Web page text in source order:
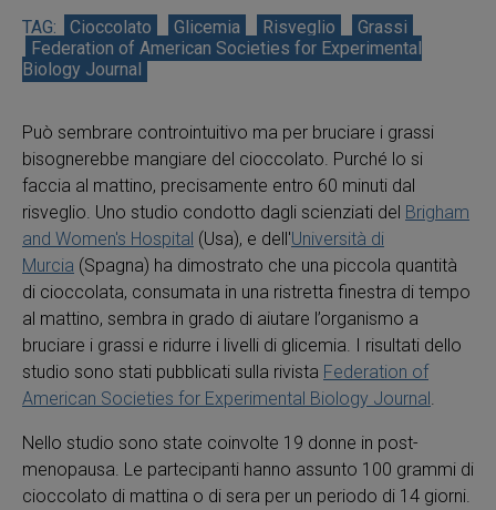
Cioccolato Glicemia Risveglio
Grassi
Federation of American Societies for Experimental
Biology Journal
Può sembrare controintuitivo ma per bruciare i grassi
bisognerebbe mangiare del cioccolato. Purché lo si
faccia al mattino, precisamente entro 60 minuti dal
risveglio. Uno studio condotto dagli scienziati del Brigham
and Women's Hospital (Usa), e dell'Università di
Murcia (Spagna) ha dimostrato che una piccola quantità
di cioccolata, consumata in una ristretta finestra di tempo
al mattino, sembra in grado di aiutare l’organismo a
bruciare i grassi e ridurre i livelli di glicemia. I risultati dello
studio sono stati pubblicati sulla rivista Federation of
American Societies for Experimental Biology Journal.
Nello studio sono state coinvolte 19 donne in post-
menopausa. Le partecipanti hanno assunto 100 grammi di
cioccolato di mattina o di sera per un periodo di 14 giorni.